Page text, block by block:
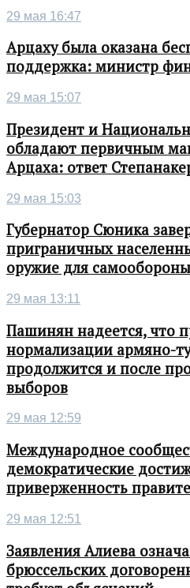
29 мая 16:47
Арцаху была оказана
поддержка: министр
29 мая 15:07
Президент и
обладают первичным
Арцаха: ответ
29 мая 15:03
Губернатор Сюника
приграничных
оружие для самообороны
29 мая 13:11
Пашинян надеется, что
нормализации армяно-
продолжится и после
выборов
29 мая 12:59
Международное
демократические
приверженность
29 мая 12:51
Заявления Алиева
брюссельских